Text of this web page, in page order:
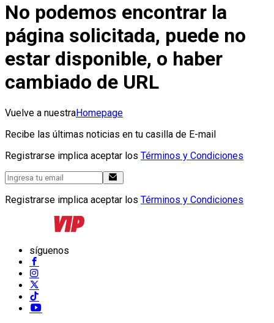
No podemos encontrar la
página solicitada, puede no
estar disponible, o haber
cambiado de URL
Vuelve a nuestraHomepage
Recibe las últimas noticias en tu casilla de E-mail
Registrarse implica aceptar los Términos y Condiciones
Registrarse implica aceptar los Términos y Condiciones
síguenos